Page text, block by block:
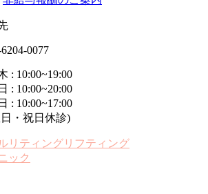
0077
: 10:00~19:00
: 10:00~20:00
: 10:00~17:00
・祝日休診)
リティングリフティング
ック